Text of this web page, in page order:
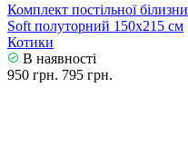
Комплект постільної білизни
Soft полуторний 150х215 см
Котики
В наявності
950 грн. 795 грн.